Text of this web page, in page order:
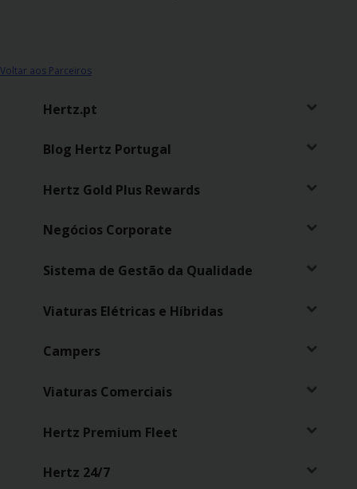
Gold+
Voltar aos Parceiros
Hertz.pt
Blog Hertz Portugal
Hertz Gold Plus Rewards
Negócios Corporate
Sistema de Gestão da Qualidade
Viaturas Elétricas e Híbridas
Campers
Viaturas Comerciais
Hertz Premium Fleet
Hertz 24/7